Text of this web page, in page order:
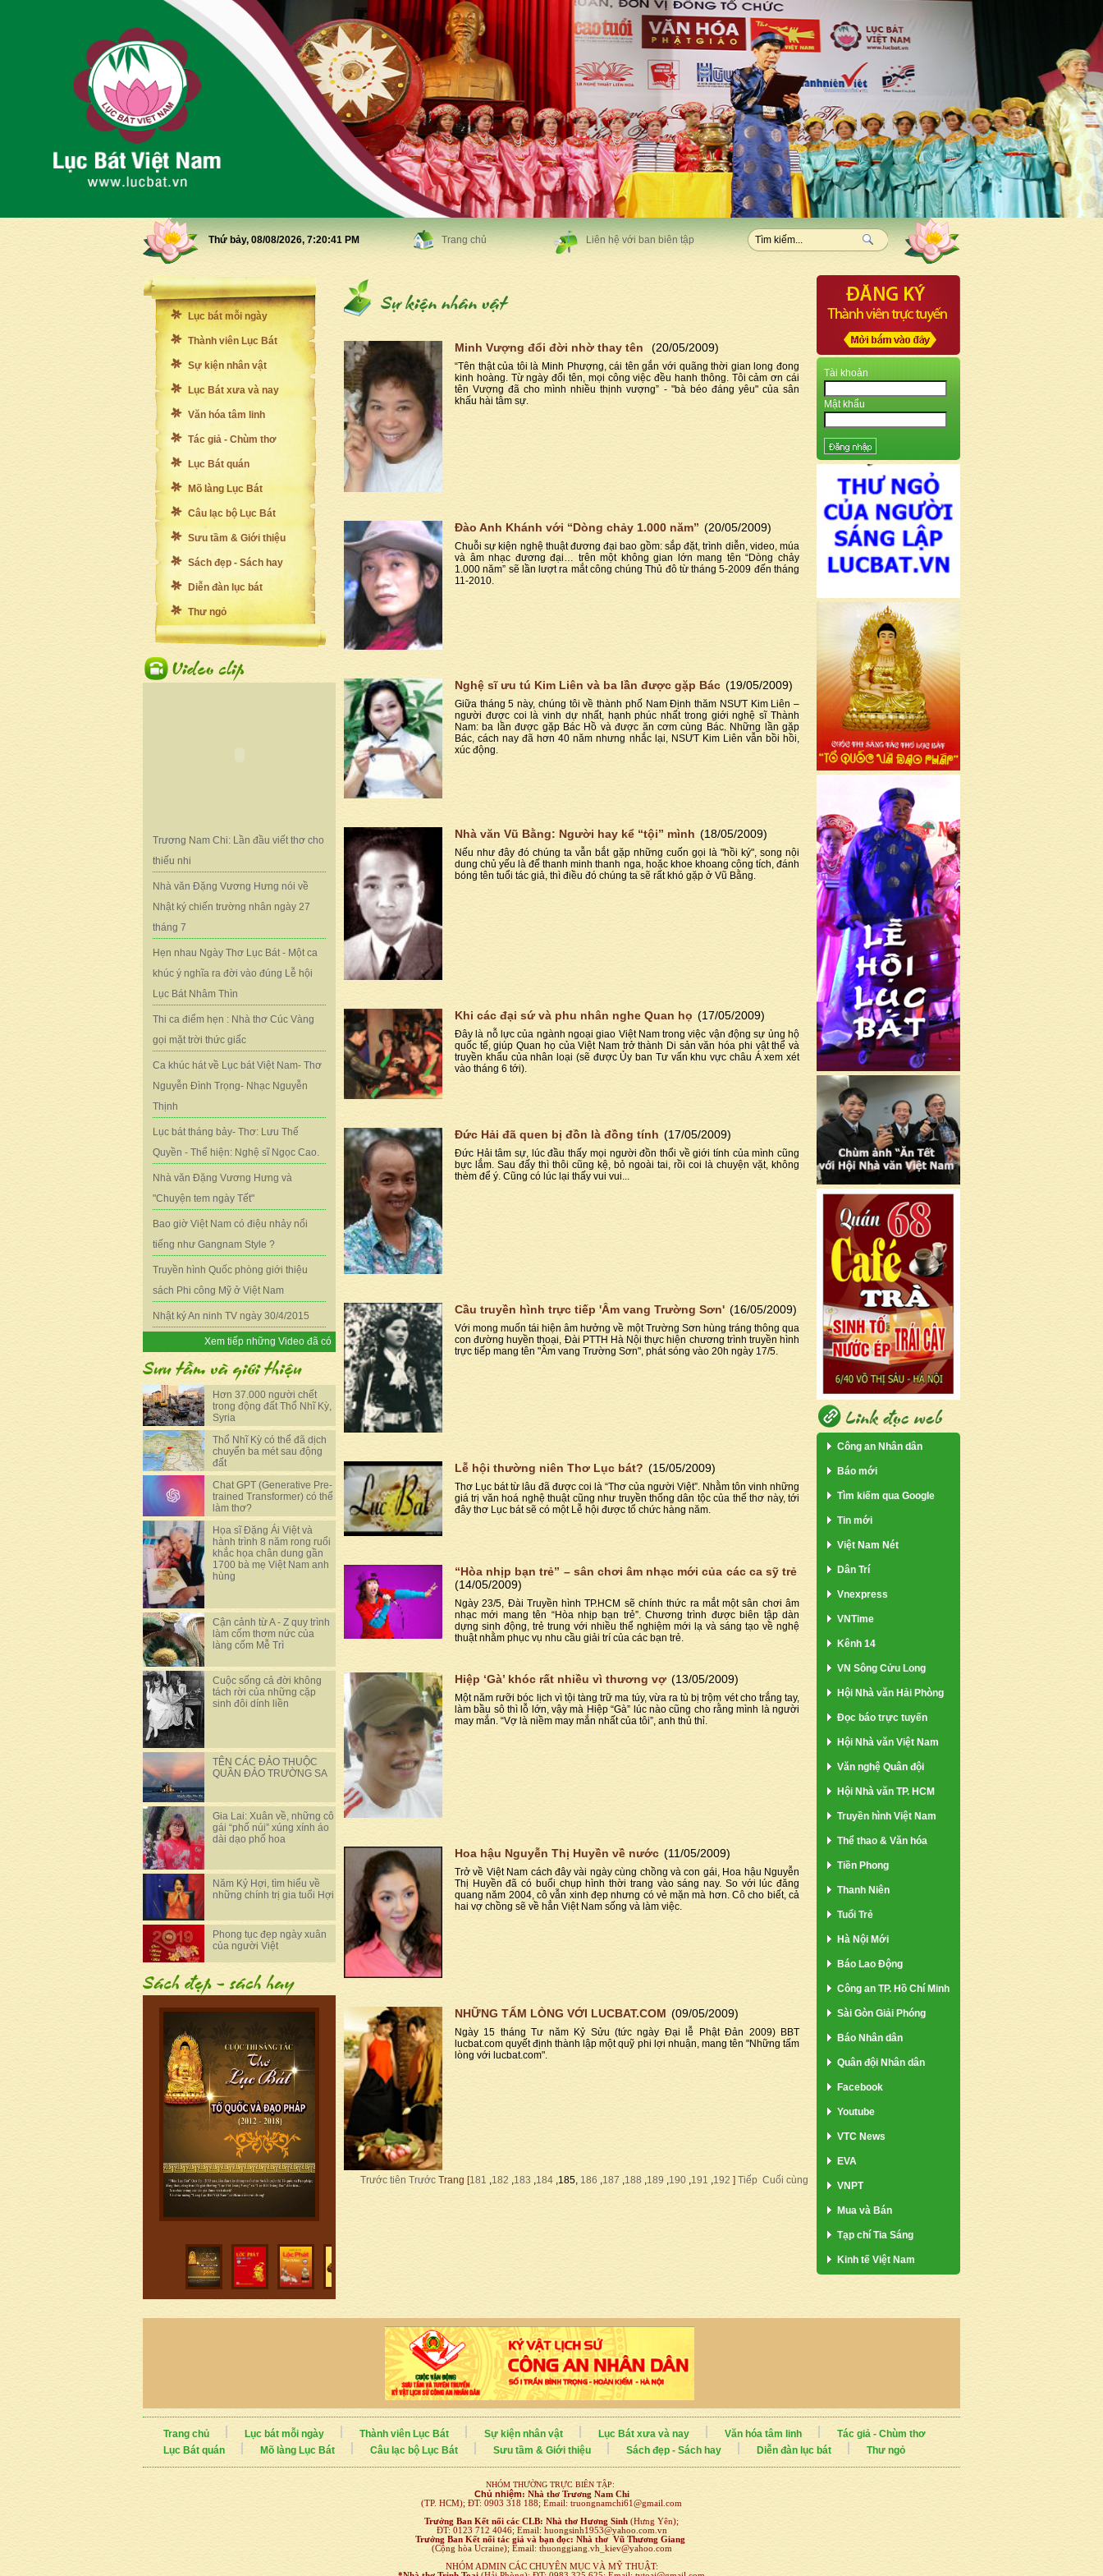
Thứ bảy, 08/08/2026, 7:20:43 PM Trang chủ Liên hệ với ban biên tập
Lục bát mỗi ngày
Thành viên Lục Bát
Sự kiện nhân vật
Lục Bát xưa và nay
Văn hóa tâm linh
Tác giả - Chùm thơ
Lục Bát quán
Mõ làng Lục Bát
Câu lạc bộ Lục Bát
Sưu tầm & Giới thiệu
Sách đẹp - Sách hay
Diễn đàn lục bát
Thư ngỏ
Trương Nam Chi: Lần đầu viết thơ cho
thiếu nhi
Nhà văn Đặng Vương Hưng nói về
Nhật ký chiến trường nhân ngày 27
tháng 7
Hẹn nhau Ngày Thơ Lục Bát - Một ca
khúc ý nghĩa ra đời vào đúng Lễ hội
Lục Bát Nhâm Thìn
Thi ca điểm hẹn : Nhà thơ Cúc Vàng
gọi mặt trời thức giấc
Ca khúc hát về Lục bát Việt Nam- Thơ
Nguyễn Đình Trọng- Nhạc Nguyễn
Thịnh
Lục bát tháng bảy- Thơ: Lưu Thế
Quyền - Thể hiện: Nghệ sĩ Ngọc Cao.
Nhà văn Đặng Vương Hưng và
"Chuyện tem ngày Tết"
Bao giờ Việt Nam có điệu nhảy nổi
tiếng như Gangnam Style ?
Truyền hình Quốc phòng giới thiệu
sách Phi công Mỹ ở Việt Nam
Nhật ký An ninh TV ngày 30/4/2015
Xem tiếp những Video đã có
Hơn 37.000 người chết
trong động đất Thổ Nhĩ Kỳ,
Syria
Thổ Nhĩ Kỳ có thể đã dịch
chuyển ba mét sau động
đất
Chat GPT (Generative Pre-
trained Transformer) có thể
làm thơ?
Họa sĩ Đặng Ái Việt và
hành trình 8 năm rong ruổi
khắc họa chân dung gần
1700 bà mẹ Việt Nam anh
hùng
Cận cảnh từ A - Z quy trình
làm cốm thơm nức của
làng cốm Mễ Trì
Cuộc sống cả đời không
tách rời của những cặp
sinh đôi dính liền
TÊN CÁC ĐẢO THUỘC
QUẦN ĐẢO TRƯỜNG SA
Gia Lai: Xuân về, những cô
gái “phố núi” xúng xính áo
dài dạo phố hoa
Năm Kỷ Hợi, tìm hiểu về
những chính trị gia tuổi Hợi
Phong tục đẹp ngày xuân
của người Việt
Minh Vượng đổi đời nhờ thay tên (20/05/2009)
“Tên thật của tôi là Minh Phượng, cái tên gắn với quãng thời gian long đong
kinh hoàng. Từ ngày đổi tên, mọi công việc đều hanh thông. Tôi cảm ơn cái
tên Vượng đã cho mình nhiều thịnh vượng” - "bà béo đáng yêu" của sân
khấu hài tâm sự.
Đào Anh Khánh với “Dòng chảy 1.000 năm” (20/05/2009)
Chuỗi sự kiện nghệ thuật đương đại bao gồm: sắp đặt, trình diễn, video, múa
và âm nhạc đương đại… trên một không gian lớn mang tên “Dòng chảy
1.000 năm” sẽ lần lượt ra mắt công chúng Thủ đô từ tháng 5-2009 đến tháng
11-2010.
Nghệ sĩ ưu tú Kim Liên và ba lần được gặp Bác (19/05/2009)
Giữa tháng 5 này, chúng tôi về thành phố Nam Định thăm NSƯT Kim Liên –
người được coi là vinh dự nhất, hạnh phúc nhất trong giới nghệ sĩ Thành
Nam: ba lần được gặp Bác Hồ và được ăn cơm cùng Bác. Những lần gặp
Bác, cách nay đã hơn 40 năm nhưng nhắc lại, NSƯT Kim Liên vẫn bồi hồi,
xúc động.
Nhà văn Vũ Bằng: Người hay kể “tội” mình (18/05/2009)
Nếu như đây đó chúng ta vẫn bắt gặp những cuốn gọi là "hồi ký", song nội
dung chủ yếu là để thanh minh thanh nga, hoặc khoe khoang công tích, đánh
bóng tên tuổi tác giả, thì điều đó chúng ta sẽ rất khó gặp ở Vũ Bằng.
Khi các đại sứ và phu nhân nghe Quan họ (17/05/2009)
Đây là nỗ lực của ngành ngoại giao Việt Nam trong việc vận động sự ủng hộ
quốc tế, giúp Quan họ của Việt Nam trở thành Di sản văn hóa phi vật thể và
truyền khẩu của nhân loại (sẽ được Ủy ban Tư vấn khu vực châu Á xem xét
vào tháng 6 tới).
Đức Hải đã quen bị đồn là đồng tính (17/05/2009)
Đức Hải tâm sự, lúc đầu thấy mọi người đồn thổi về giới tính của mình cũng
bực lắm. Sau đấy thì thôi cũng kệ, bỏ ngoài tai, rồi coi là chuyện vặt, không
thèm để ý. Cũng có lúc lại thấy vui vui...
Cầu truyền hình trực tiếp 'Âm vang Trường Sơn' (16/05/2009)
Với mong muốn tái hiện âm hưởng về một Trường Sơn hùng tráng thông qua
con đường huyền thoại, Đài PTTH Hà Nội thực hiện chương trình truyền hình
trực tiếp mang tên "Âm vang Trường Sơn", phát sóng vào 20h ngày 17/5.
Lễ hội thường niên Thơ Lục bát? (15/05/2009)
Thơ Lục bát từ lâu đã được coi là “Thơ của người Việt”. Nhằm tôn vinh những
giá trị văn hoá nghệ thuật cũng như truyền thống dân tộc của thể thơ này, tới
đây thơ Lục bát sẽ có một Lễ hội được tổ chức hàng năm.
“Hòa nhịp bạn trẻ” – sân chơi âm nhạc mới của các ca sỹ trẻ
(14/05/2009)
Ngày 23/5, Đài Truyền hình TP.HCM sẽ chính thức ra mắt một sân chơi âm
nhạc mới mang tên “Hòa nhịp bạn trẻ”. Chương trình được biên tập dàn
dựng sinh động, trẻ trung với nhiều thể nghiệm mới lạ và sáng tạo về nghệ
thuật nhằm phục vụ nhu cầu giải trí của các bạn trẻ.
Hiệp ‘Gà’ khóc rất nhiều vì thương vợ (13/05/2009)
Một năm rưỡi bóc lịch vì tội tàng trữ ma túy, vừa ra tù bị trộm vét cho trắng tay,
làm bầu sô thì lỗ lớn, vậy mà Hiệp “Gà” lúc nào cũng cho rằng mình là người
may mắn. “Vợ là niềm may mắn nhất của tôi”, anh thủ thỉ.
Hoa hậu Nguyễn Thị Huyền về nước (11/05/2009)
Trở về Việt Nam cách đây vài ngày cùng chồng và con gái, Hoa hậu Nguyễn
Thị Huyền đã có buổi chụp hình thời trang vào sáng nay. So với lúc đăng
quang năm 2004, cô vẫn xinh đẹp nhưng có vẻ mặn mà hơn. Cô cho biết, cả
hai vợ chồng sẽ về hẳn Việt Nam sống và làm việc.
NHỮNG TẤM LÒNG VỚI LUCBAT.COM (09/05/2009)
Ngày 15 tháng Tư năm Kỷ Sửu (tức ngày Đại lễ Phật Đản 2009) BBT
lucbat.com quyết định thành lập một quỹ phi lợi nhuận, mang tên "Những tấm
lòng với lucbat.com".
Trước tiên Trước Trang [181 182 183 184 ,185, 186 187 188 189 190 191 192 ] Tiếp Cuối cùng
Tài khoản
Mật khẩu
Công an Nhân dân
Báo mới
Tìm kiếm qua Google
Tin mới
Việt Nam Nét
Dân Trí
Vnexpress
VNTime
Kênh 14
VN Sông Cửu Long
Hội Nhà văn Hải Phòng
Đọc báo trực tuyến
Hội Nhà văn Việt Nam
Văn nghệ Quân đội
Hội Nhà văn TP. HCM
Truyền hình Việt Nam
Thể thao & Văn hóa
Tiền Phong
Thanh Niên
Tuổi Trẻ
Hà Nội Mới
Báo Lao Động
Công an TP. Hồ Chí Minh
Sài Gòn Giải Phóng
Báo Nhân dân
Quân đội Nhân dân
Facebook
Youtube
VTC News
EVA
VNPT
Mua và Bán
Tạp chí Tia Sáng
Kinh tế Việt Nam
Trang chủ Lục bát mỗi ngày Thành viên Lục Bát Sự kiện nhân vật Lục Bát xưa và nay Văn hóa tâm linh
Tác giả - Chùm thơ
Lục Bát quán
Mõ làng Lục Bát Câu lạc bộ Lục Bát Sưu tầm & Giới thiệu Sách đẹp - Sách hay Diễn đàn lục bát Thư ngỏ
NHÓM THƯỜNG TRỰC BIÊN TẬP:
Chủ nhiệm: Nhà thơ Trương Nam Chi
(TP. HCM); ĐT: 0903 318 188; Email: truongnamchi61@gmail.com
Trưởng Ban Kết nối các CLB: Nhà thơ Hương Sinh (Hưng Yên);
ĐT: 0123 712 4046; Email: huongsinh1953@yahoo.com.vn
Trưởng Ban Kết nối tác giả và bạn đọc: Nhà thơ Vũ Thương Giang
(Cộng hòa Ucraine); Email: thuonggiang.vh_kiev@yahoo.com
NHÓM ADMIN CÁC CHUYÊN MỤC VÀ MỸ THUẬT: